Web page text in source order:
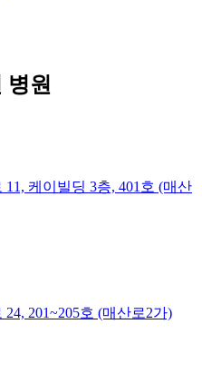
원
케이빌딩 3층, 401호 (매산
201~205호 (매산로2가)